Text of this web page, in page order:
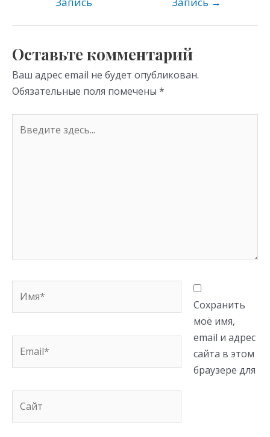
as
ni
ki
m p
Оставьте комментарий
Ваш адрес email не будет опубликован.
Обязательные поля помечены *
здесь...
Сохранить
моё имя,
email и адрес
сайта в этом
браузере для